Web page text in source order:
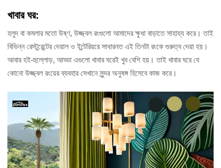
খাবার ঘর:
হলুদ বা কমলার মতো উষ্ণ, উজ্জ্বল রংগুলো আমাদের ক্ষুধা বাড়াতে সাহায্য করে। তাই
বিভিন্ন রেস্টুরেন্টের দেয়াল ও ইন্টেরিয়রে সাধারনত এই তিনটা রংকে গুরুত্ব দেয়া হয়।
আবার হই-হুল্লোড়, আড্ডা এগুলো খাবার ঘরেই খুব বেশি হয়। তাই খাবার ঘরে যে
কোনো উজ্জ্বল রংয়ের ব্যবহার সেখানে সুন্দর অনুষঙ্গ হিসেবে কাজ করে।